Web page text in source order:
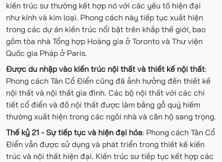
kiến trúc sư thường kết hợp nó với các yếu tố hiện đại
như kính và kim loại. Phong cách này tiếp tục xuất hiện
trong các dự án kiến trúc nổi bật trên khắp thế giới, bao
gồm tòa nhà Tổng hợp Hoàng gia ở Toronto và Thư viện
Quốc gia Pháp ở Paris.
Được du nhập vào kiến trúc nội thất và thiết kế nội thất:
Phong cách Tân Cổ Điển cũng đã ảnh hưởng đến thiết kế
nội thất và nội thất gia đình. Các bộ nội thất với các chi
tiết cổ điển và đồ nội thất được làm bằng gỗ quý hiếm
thường xuất hiện trong các ngôi nhà và căn hộ sang trọng.
Thế kỷ 21 - Sự tiếp tục và hiện đại hóa: Phong cách Tân Cổ
Điển vẫn được sử dụng và phát triển trong thiết kế kiến
trúc và nội thất hiện đại. Kiến trúc sư tiếp tục kết hợp các